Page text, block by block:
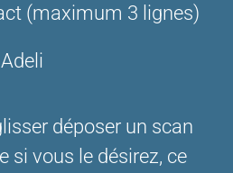
(maximum 3 lignes)
déposer un scan
si vous le désirez, ce